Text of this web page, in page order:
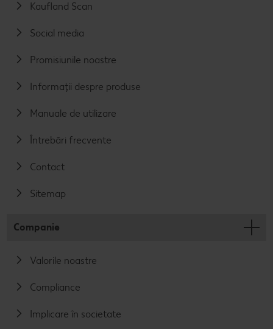
Kaufland Scan
Social media
Promisiunile noastre
Informații despre produse
Manuale de utilizare
Întrebări frecvente
Contact
Sitemap
Companie
Valorile noastre
Compliance
Implicare în societate